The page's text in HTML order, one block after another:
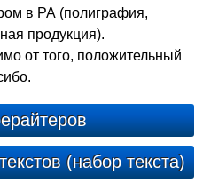
в РА (полиграфия,
продукция).
от того, положительный
(набор текста)